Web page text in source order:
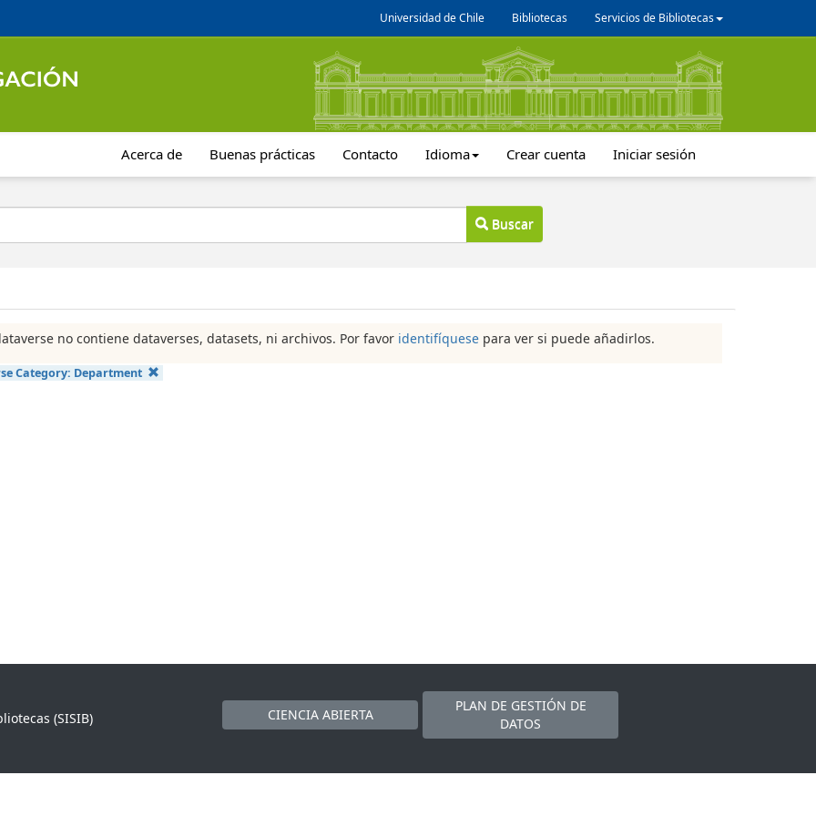
Universidad de Chile Bibliotecas Servicios de Bibliotecas
Acerca de Buenas prácticas Contacto Idioma Crear cuenta Iniciar sesión
Buscar
no contiene dataverses, datasets, ni archivos. Por favor identifíquese para ver si puede añadirlos.
Category: Department
(SISIB)
CIENCIA ABIERTA
PLAN DE GESTIÓN DE
DATOS